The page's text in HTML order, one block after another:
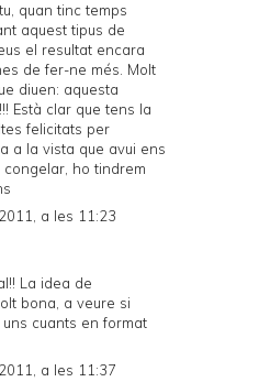
quan tinc temps
aquest tipus de
el resultat encara
de fer-ne més. Molt
diuen: aquesta
Està clar que tens la
felicitats per
a la vista que avui ens
ho tindrem
a les 11:23
La idea de
bona, a veure si
cuants en format
a les 11:37